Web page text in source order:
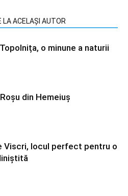
LA ACELAȘI AUTOR
o minune a naturii
din Hemeiuș
Viscri, locul perfect pentru o